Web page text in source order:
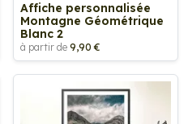
Affiche personnalisée
Montagne Géométrique
Blanc 2
à partir de 9,90 €